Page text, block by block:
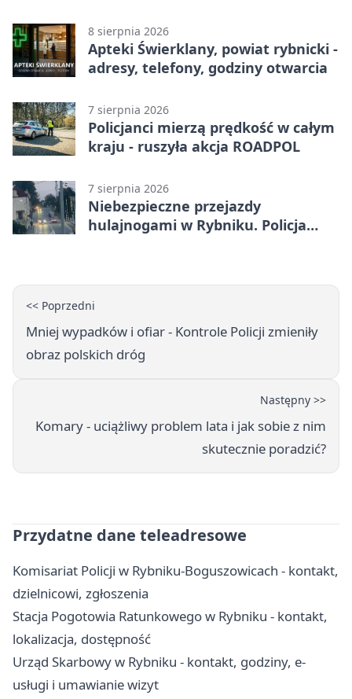
otwarcia
8 sierpnia 2026
Apteki Świerklany, powiat rybnicki -
adresy, telefony, godziny otwarcia
7 sierpnia 2026
Policjanci mierzą prędkość w całym
kraju - ruszyła akcja ROADPOL
7 sierpnia 2026
Niebezpieczne przejazdy
hulajnogami w Rybniku. Policja
<< Poprzedni
Mniej wypadków i ofiar - Kontrole Policji zmieniły
obraz polskich dróg
Następny >>
Komary - uciążliwy problem lata i jak sobie z nim
skutecznie poradzić?
Przydatne dane teleadresowe
Komisariat Policji w Rybniku-Boguszowicach - kontakt,
dzielnicowi, zgłoszenia
Stacja Pogotowia Ratunkowego w Rybniku - kontakt,
lokalizacja, dostępność
Urząd Skarbowy w Rybniku - kontakt, godziny, e-
usługi i umawianie wizyt